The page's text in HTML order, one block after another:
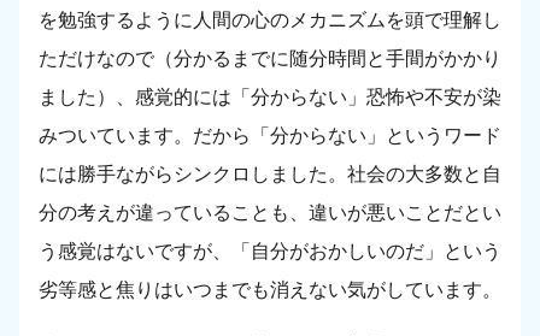
を勉強するように人間の心のメカニズムを頭で理解し
ただけなので（分かるまでに随分時間と手間がかかり
ました）、感覚的には「分からない」恐怖や不安が染
みついています。だから「分からない」というワード
には勝手ながらシンクロしました。社会の大多数と自
分の考えが違っていることも、違いが悪いことだとい
う感覚はないですが、「自分がおかしいのだ」という
劣等感と焦りはいつまでも消えない気がしています。